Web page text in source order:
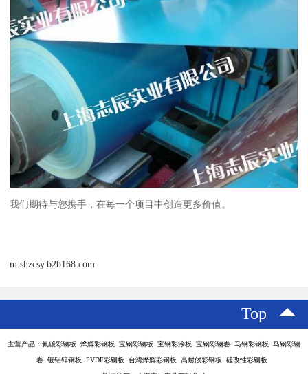
我们期待与您携手，在每一个项目中创造更多价值。
m.shzcsy.b2b168.com
Top
主营产品：氟碳彩钢板 烨辉彩钢板 宝钢彩钢板 宝钢彩涂板 宝钢彩钢卷 马钢彩钢板 马钢彩钢
卷 镀铝锌钢板 PVDF彩钢板 台湾烨辉彩钢板 高耐候彩钢板 硅改性彩钢板